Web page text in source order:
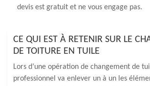
devis est gratuit et ne vous engage pas.
CE QUI EST À RETENIR SUR LE
DE TOITURE EN TUILE
Lors d’une opération de changement de
professionnel va enlever un à un les